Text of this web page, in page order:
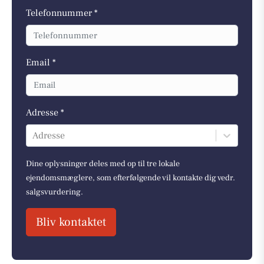
Telefonnummer *
Email *
Adresse *
Adresse
Dine oplysninger deles med op til tre lokale
ejendomsmæglere, som efterfølgende vil kontakte dig vedr.
salgsvurdering.
Bliv kontaktet